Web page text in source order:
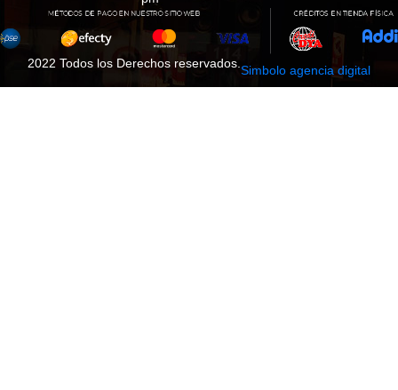
2022 Todos los Derechos reservados. Simbolo agencia digital